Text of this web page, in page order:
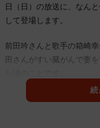
日（日）の放送に、なん
して登場します。
前田吟さんと歌手の箱崎
田さんがすい臓がんで妻
「気晴らしにスナックで
続